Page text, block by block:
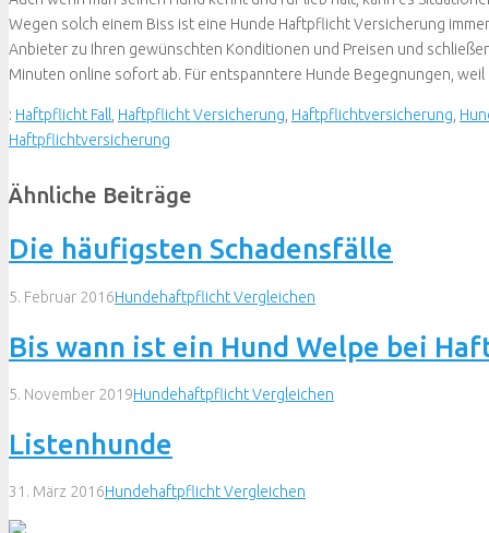
Wegen solch einem Biss ist eine Hunde Haftpflicht Versicherung
Anbieter zu Ihren gewünschten Konditionen und Preisen und
Minuten online sofort ab. Für entspanntere Hunde Begegnungen, weil
: Haftpflicht Fall Haftpflicht Versicherung Haftpflichtversicherung
Haftpflichtversicherung
Ähnliche Beiträge
Die häufigsten Schadensfälle
5. Februar 2016Hundehaftpflicht Vergleichen
Bis wann ist ein Hund Welpe bei
5. November 2019Hundehaftpflicht Vergleichen
Listenhunde
31. März 2016Hundehaftpflicht Vergleichen